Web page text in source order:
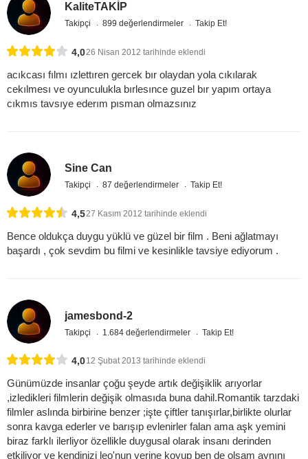
KaliteTAKİP
Takipçi 899 değerlendirmeler Takip Et!
4,026 Nisan 2012 tarihinde eklendi
acıkcası fılmı ızlettıren gercek bır olaydan yola cıkılarak
cekılmesı ve oyunculukla bırlesınce guzel bır yapım ortaya
cıkmıs tavsıye ederım pısman olmazsınız
Sine Can
Takipçi 87 değerlendirmeler Takip Et!
4,527 Kasım 2012 tarihinde eklendi
Bence oldukça duygu yüklü ve güzel bir film . Beni ağlatmayı
başardı , çok sevdim bu filmi ve kesinlikle tavsiye ediyorum .
jamesbond-2
Takipçi 1.684 değerlendirmeler Takip Et!
4,012 Şubat 2013 tarihinde eklendi
Günümüzde insanlar çoğu şeyde artık değişiklik arıyorlar
,izledikleri filmlerin değişik olmasıda buna dahil.Romantik tarzdaki
filmler aslında birbirine benzer ;işte çiftler tanışırlar,birlikte olurlar
sonra kavga ederler ve barışıp evlenirler falan ama aşk yemini
biraz farklı ilerliyor özellikle duygusal olarak insanı derinden
etkiliyor ve kendinizi leo'nun yerine koyup ben de olsam aynını